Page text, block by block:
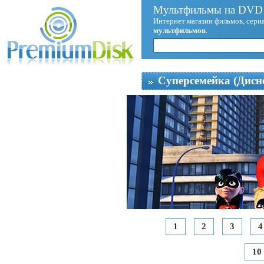
Мультфильмы на
Интернет магазин фильмов,
мультфильмов.
Суперсемейка
1 2 3 4
10